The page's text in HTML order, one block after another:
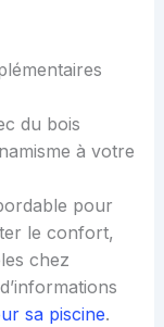
du bois
à votre
pour
le confort,
chez
sa piscine.